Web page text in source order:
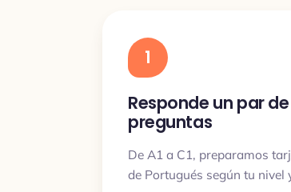
1
Responde un par de
preguntas
De A1 a C1, preparamos
de Portugués según tu nivel